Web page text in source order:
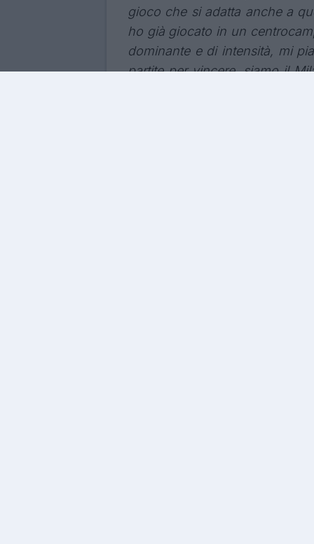
gioco che si adatta anche a
ho già giocato in un
dominante e di intensità, mi
partite per vincere, siamo il